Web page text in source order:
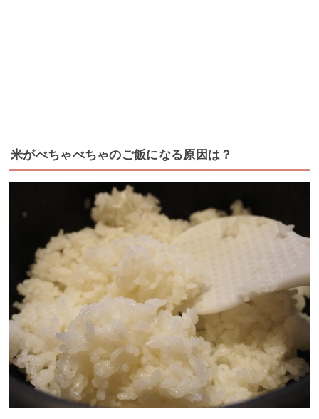
米がべちゃべちゃのご飯になる原因は？